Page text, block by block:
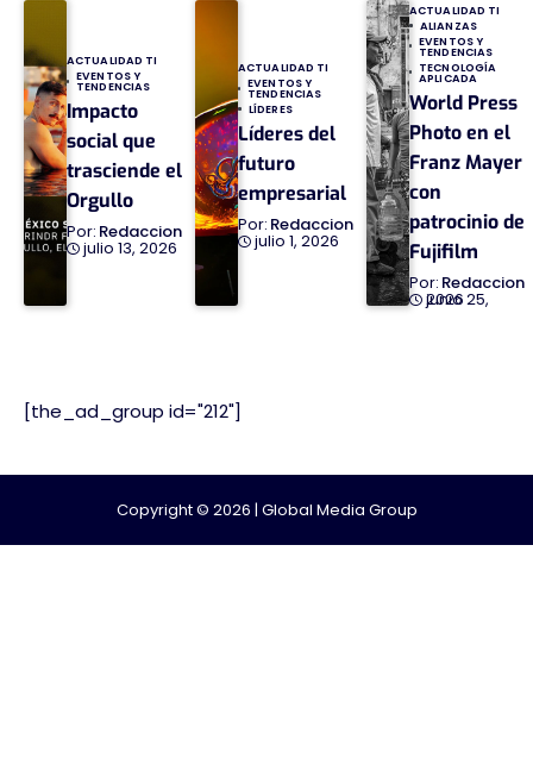
ACTUALIDAD TI
EVENTOS Y
TENDENCIAS
Impacto
social que
trasciende el
Orgullo
Redaccion
julio 13, 2026
ACTUALIDAD TI
EVENTOS Y
TENDENCIAS
LÍDERES
Líderes del
futuro
empresarial
Redaccion
julio 1, 2026
ACTUALIDAD TI
ALIANZAS
EVENTOS Y
TENDENCIAS
TECNOLOGÍA
APLICADA
World Press
Photo en el
Franz Mayer
con
patrocinio de
Fujifilm
Redaccion
junio 25, 2026
[the_ad_group id="212"]